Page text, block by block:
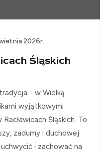
2026r.
Śląskich
- w Wielką
wyjątkowymi
Śląskich. To
zadumy i duchowej
i zachować na